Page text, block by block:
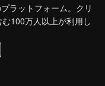
ラットフォーム。クリ
100万人以上が利用し